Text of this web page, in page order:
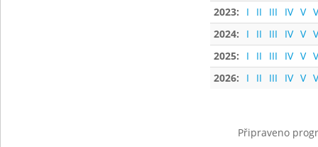
2023:
I II III IV V
2024:
I II III IV V
2025:
I II III IV V
2026:
I II III IV V
Připraveno